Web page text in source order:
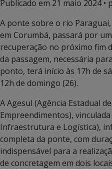
Publicado em 21 maio 2024•
A ponte sobre o rio
em Corumbá, passará por
recuperação no próximo fim
da passagem, necessária
ponto, terá início às 17h de
12h de domingo (26).
A Agesul (Agência Estadual
Empreendimentos),
Infraestrutura e Logística),
completa da ponte, com
indispensável para a
de concretagem em dois